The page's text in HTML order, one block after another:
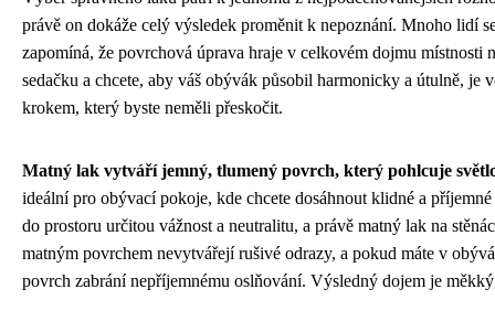
právě on dokáže celý výsledek proměnit k nepoznání. Mnoho lidí
zapomíná, že povrchová úprava hraje v celkovém dojmu místnosti
sedačku a chcete, aby váš obývák působil harmonicky a útulně,
krokem, který byste neměli přeskočit.
Matný lak vytváří jemný, tlumený povrch, který pohlcuje
ideální pro obývací pokoje, kde chcete dosáhnout klidné a příjemné
do prostoru určitou vážnost a neutralitu, a právě matný lak na
matným povrchem nevytvářejí rušivé odrazy, a pokud máte v
povrch zabrání nepříjemnému oslňování. Výsledný dojem je